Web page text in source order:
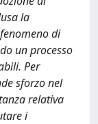
la
di
un processo
Per
sforzo nel
relativa
i